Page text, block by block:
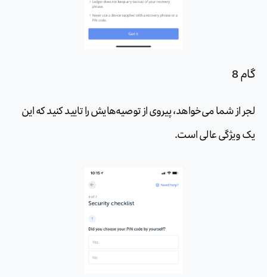
گام 8
لجر از شما می‌خواهد، پیروی از توصیه‌هایش را تایید کنید که این
یک ویژگی عالی است.